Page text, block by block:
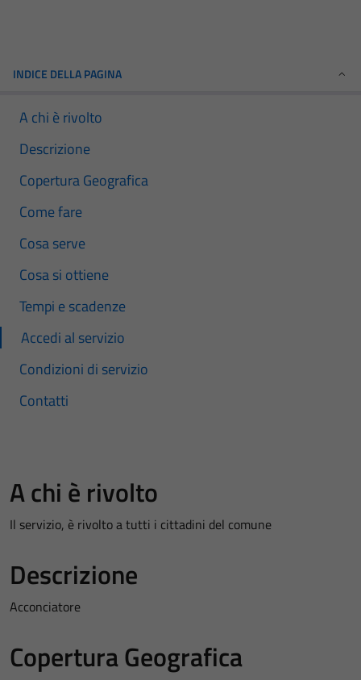
INDICE DELLA PAGINA
A chi è rivolto
Descrizione
Copertura Geografica
Come fare
Cosa serve
Cosa si ottiene
Tempi e scadenze
Accedi al servizio
Condizioni di servizio
Contatti
A chi è rivolto
Il servizio, è rivolto a tutti i cittadini del comune
Descrizione
Acconciatore
Copertura Geografica